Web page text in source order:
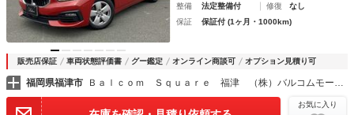
整備
法定整備付 修復
なし
保証
保証付 (1ヶ月・1000km)
販売店保証 車両状態評価書 グー鑑定 オンライン商談可 オプション見積り可
福岡県福津市
お気に入り